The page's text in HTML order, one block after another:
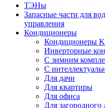
ТЭНы
Запасные части для
управления
Кондиционеры
Кондиционеры
Инверторные
С зимним
С
Для дачи
Для квартиры
Для офиса
Для загородного